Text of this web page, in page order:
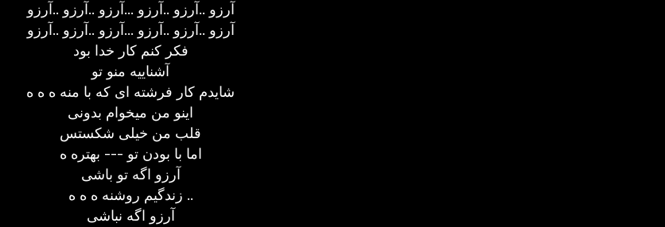
آرزو ..آرزو ..آرزو ...آرزو ..آرزو ..آرزو
آرزو ..آرزو ..آرزو ...آرزو ..آرزو ..آرزو
فکر کنم کار خدا بود
آشناییه منو تو
شایدم کار فرشته ای که با منه ه ه ه
اینو من میخوام بدونی
قلب من خیلی شکستس
اما با بودن تو --- بهتره ه
آرزو اگه تو باشی
زندگیم روشنه ه ه ه ..
آرزو اگه نباشی